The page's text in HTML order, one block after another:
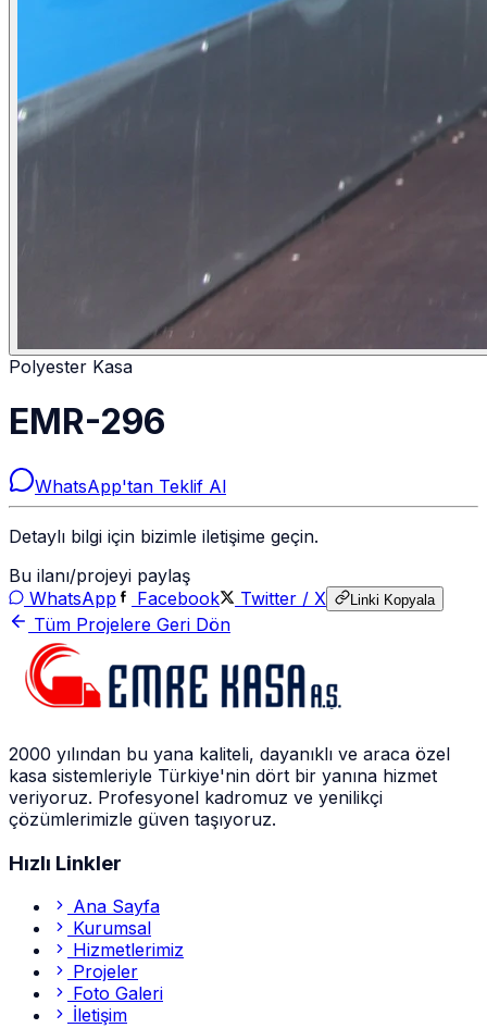
Polyester Kasa
EMR-296
WhatsApp'tan Teklif Al
Detaylı bilgi için bizimle iletişime geçin.
Bu ilanı/projeyi paylaş
WhatsApp
Facebook Twitter / X Linki Kopyala
Tüm Projelere Geri Dön
2000 yılından bu yana kaliteli, dayanıklı ve araca özel
kasa sistemleriyle Türkiye'nin dört bir yanına hizmet
veriyoruz. Profesyonel kadromuz ve yenilikçi
çözümlerimizle güven taşıyoruz.
Hızlı Linkler
Ana Sayfa
Kurumsal
Hizmetlerimiz
Projeler
Foto Galeri
İletişim